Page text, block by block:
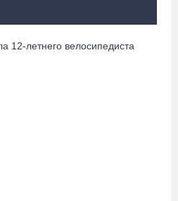
12-летнего велосипедиста